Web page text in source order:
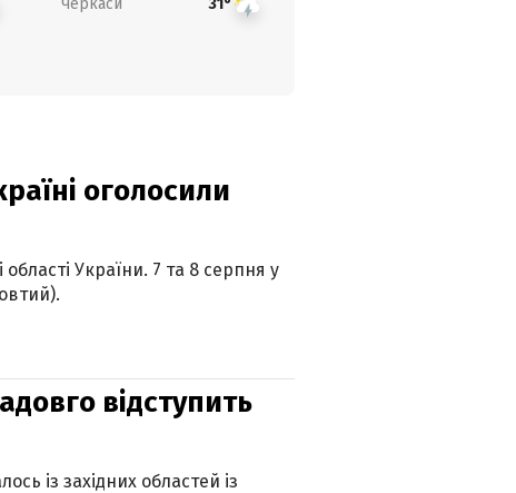
31°
оголосили
України. 7 та 8 серпня у
відступить
із західних областей із